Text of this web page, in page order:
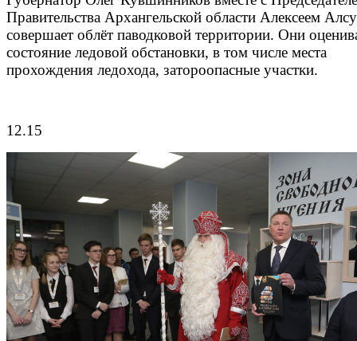
Правительства Архангельской области Алексеем
совершает облёт паводковой территории. Они
состояние ледовой обстановки, в том числе места
прохождения ледохода, затороопасные участки.
12.15